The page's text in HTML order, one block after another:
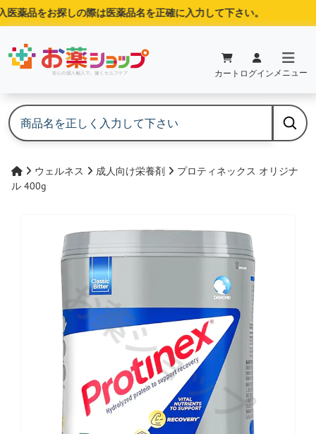
薬品をお探しの際は医薬品名を正確に入力して下さい。
カート ログイン メニュー
ウェルネス 成人向け栄養剤
プロティネックス オリジナ
ル 400g
お薬ショップ